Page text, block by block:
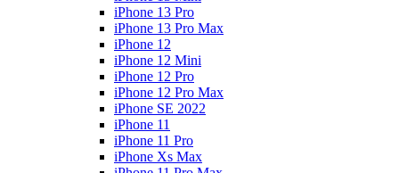
iPhone 13 Pro
iPhone 13 Pro Max
iPhone 12
iPhone 12 Mini
iPhone 12 Pro
iPhone 12 Pro Max
iPhone SE 2022
iPhone 11
iPhone 11 Pro
iPhone Xs Max